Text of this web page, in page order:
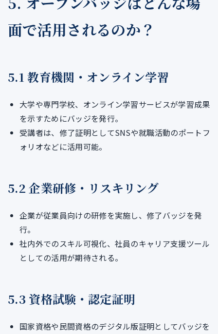
面で活用されるのか？
5.1 教育機関・オンライン学習
大学や専門学校、オンライン学習サービスが学習成果
を示すためにバッジを発行。
受講者は、修了証明としてSNSや就職活動のポートフ
ォリオなどに活用可能。
5.2 企業研修・リスキリング
企業が従業員向けの研修を実施し、修了バッジを発
行。
社内外でのスキル可視化、社員のキャリア支援ツール
としての活用が期待される。
5.3 資格試験・認定証明
国家資格や民間資格のデジタル版証明としてバッジを